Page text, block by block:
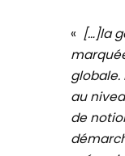
« […]la
globale.
au
de